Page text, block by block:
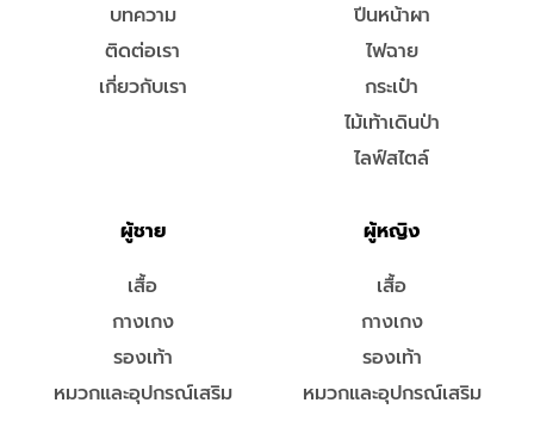
บทความ
ติดต่อเรา
เกี่ยวกับเรา
ปีนหน้าผา
ไฟฉาย
กระเป๋า
ไม้เท้าเดินป่า
ไลฟ์สไตล์
ผู้ชาย
เสื้อ
กางเกง
รองเท้า
หมวกและอุปกรณ์เสริม
ผู้หญิง
เสื้อ
กางเกง
รองเท้า
หมวกและอุปกรณ์เสริม